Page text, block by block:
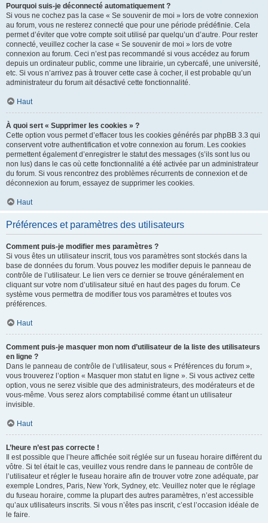
Pourquoi suis-je déconnecté automatiquement ?
Si vous ne cochez pas la case « Se souvenir de moi » lors de votre connexion
au forum, vous ne resterez connecté que pour une période prédéfinie. Cela
permet d’éviter que votre compte soit utilisé par quelqu’un d’autre. Pour rester
connecté, veuillez cocher la case « Se souvenir de moi » lors de votre
connexion au forum. Ceci n’est pas recommandé si vous accédez au forum
depuis un ordinateur public, comme une librairie, un cybercafé, une université,
etc. Si vous n’arrivez pas à trouver cette case à cocher, il est probable qu’un
administrateur du forum ait désactivé cette fonctionnalité.
Haut
À quoi sert « Supprimer les cookies » ?
Cette option vous permet d’effacer tous les cookies générés par phpBB 3.3 qui
conservent votre authentification et votre connexion au forum. Les cookies
permettent également d’enregistrer le statut des messages (s’ils sont lus ou
non lus) dans le cas où cette fonctionnalité a été activée par un administrateur
du forum. Si vous rencontrez des problèmes récurrents de connexion et de
déconnexion au forum, essayez de supprimer les cookies.
Haut
Préférences et paramètres des utilisateurs
Comment puis-je modifier mes paramètres ?
Si vous êtes un utilisateur inscrit, tous vos paramètres sont stockés dans la
base de données du forum. Vous pouvez les modifier depuis le panneau de
contrôle de l’utilisateur. Le lien vers ce dernier se trouve généralement en
cliquant sur votre nom d’utilisateur situé en haut des pages du forum. Ce
système vous permettra de modifier tous vos paramètres et toutes vos
préférences.
Haut
Comment puis-je masquer mon nom d’utilisateur de la liste des utilisateurs
en ligne ?
Dans le panneau de contrôle de l’utilisateur, sous « Préférences du forum »,
vous trouverez l’option « Masquer mon statut en ligne ». Si vous activez cette
option, vous ne serez visible que des administrateurs, des modérateurs et de
vous-même. Vous serez alors comptabilisé comme étant un utilisateur
invisible.
Haut
L’heure n’est pas correcte !
Il est possible que l’heure affichée soit réglée sur un fuseau horaire différent du
vôtre. Si tel était le cas, veuillez vous rendre dans le panneau de contrôle de
l’utilisateur et régler le fuseau horaire afin de trouver votre zone adéquate, par
exemple Londres, Paris, New York, Sydney, etc. Veuillez noter que le réglage
du fuseau horaire, comme la plupart des autres paramètres, n’est accessible
qu’aux utilisateurs inscrits. Si vous n’êtes pas inscrit, c’est l’occasion idéale de
le faire.